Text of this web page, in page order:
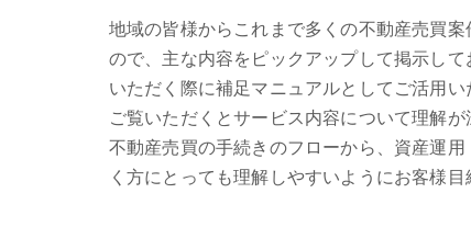
地域の皆様からこれまで多くの不動産売買
ので、主な内容をピックアップして掲示し
いただく際に補足マニュアルとしてご活用
ご覧いただくとサービス内容について理解が
不動産売買の手続きのフローから、資産運
く方にとっても理解しやすいようにお客様